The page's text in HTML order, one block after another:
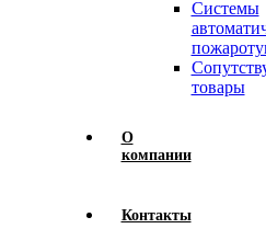
Системы
товары
О
компании
Контакты